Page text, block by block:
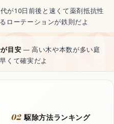
音楽生成AI
資料・文書AI
が10日前後と速くて薬剤抵抗性
ローテーションが鉄則だよ
目安 — 高い木や本数が多い庭
くて確実だよ
02 駆除方法ランキング